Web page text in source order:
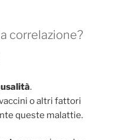
correlazione?
.
o altri fattori
queste malattie.